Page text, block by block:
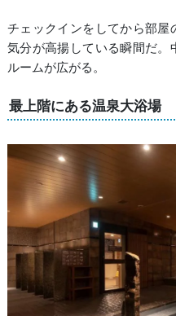
チェックインをしてから部屋
気分が高揚している瞬間だ。
ルームが広がる。
最上階にある温泉大浴場